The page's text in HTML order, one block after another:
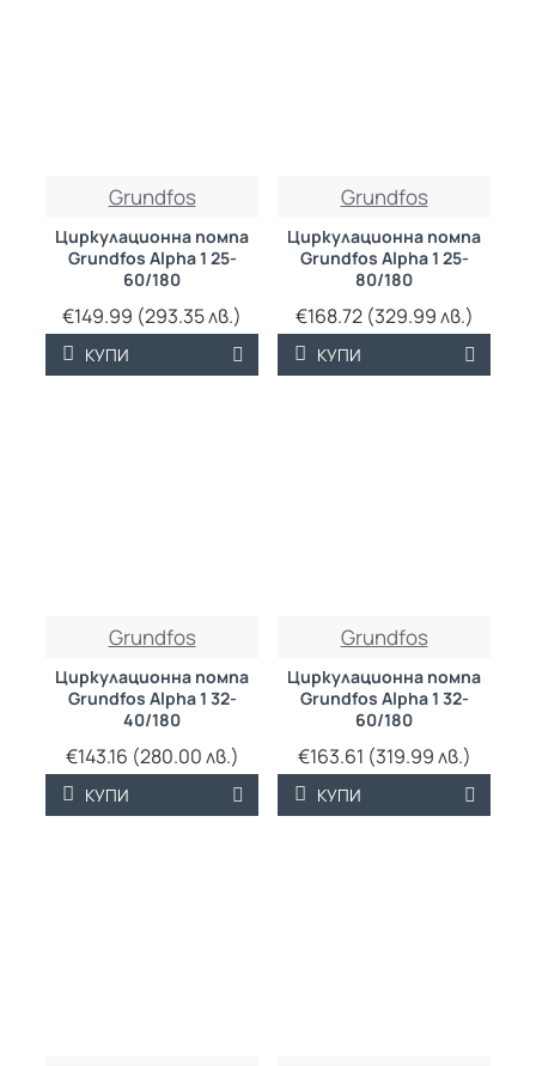
Grundfos
Циркулационна помпа
Grundfos Alpha 1 25-
60/180
€149.99 (293.35 лв.)
КУПИ
Grundfos
Циркулационна помпа
Grundfos Alpha 1 25-
80/180
€168.72 (329.99 лв.)
КУПИ
Grundfos
Циркулационна помпа
Grundfos Alpha 1 32-
40/180
€143.16 (280.00 лв.)
КУПИ
Grundfos
Циркулационна помпа
Grundfos Alpha 1 32-
60/180
€163.61 (319.99 лв.)
КУПИ